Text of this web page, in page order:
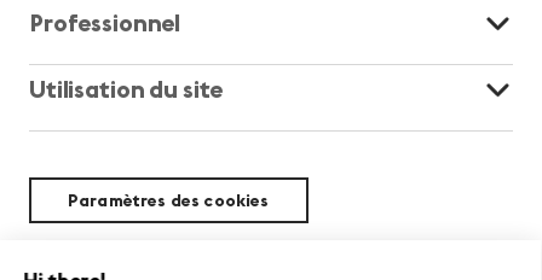
Professionnel
Utilisation du site
Paramètres des cookies